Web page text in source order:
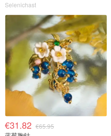
Selenichast
€31.82 €65.95